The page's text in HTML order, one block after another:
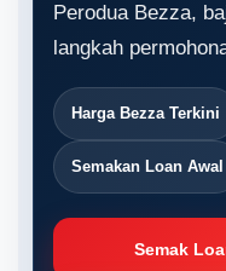
Perodua Bezza,
langkah
Harga Bezza Terkini
Semakan Loan Awal
Semak